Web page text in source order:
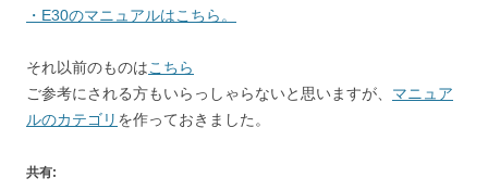
・E30のマニュアルはこちら。
それ以前のものはこちら
ご参考にされる方もいらっしゃらないと思いますが、 マニュア
ルのカテゴリ を作っておきました。
共有: